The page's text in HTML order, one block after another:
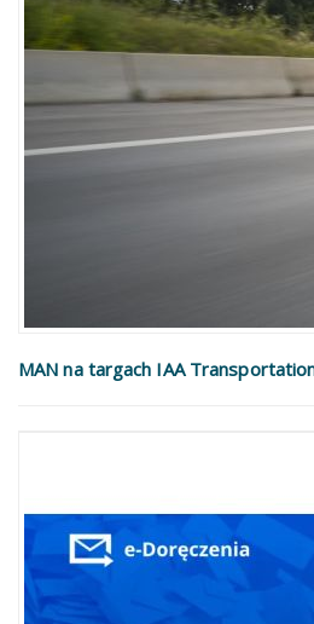
MAN na targach IAA